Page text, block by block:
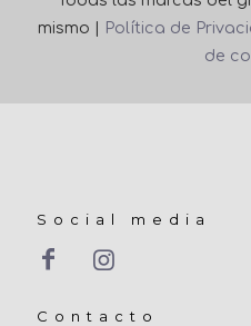
mismo |
Política de
de
Social media
Contacto